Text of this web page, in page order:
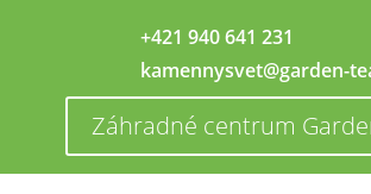
+421 940 641 231
kamennysvet@garden-
Záhradné centrum